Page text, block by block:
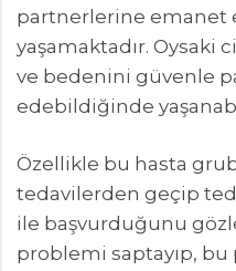
partnerlerine emanet
yaşamaktadır. Oysaki
ve bedenini güvenle
edebildiğinde
Özellikle bu hasta
tedavilerden geçip
ile başvurduğunu
problemi saptayıp, bu